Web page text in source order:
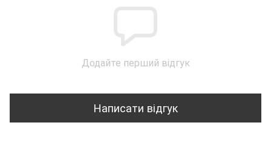
Додайте перший відгук
Написати відгук